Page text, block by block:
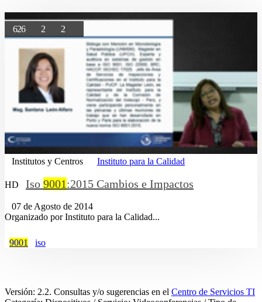
626 2 2
Institutos y Centros Instituto para la Calidad
HD Iso 9001:2015 Cambios e Impactos
07 de Agosto de 2014
Organizado por Instituto para la Calidad...
9001 iso
Versión: 2.2. Consultas y/o sugerencias en el Centro de Servicios TI